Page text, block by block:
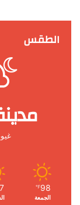
الطقس
98
℉
الجمعة